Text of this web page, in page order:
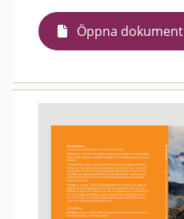
Öppna dokument